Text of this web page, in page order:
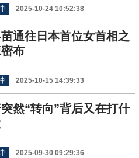
2025-10-24 10:52:38
通往日本首位女首相之
布
2025-10-15 14:39:33
然“转向”背后又在打什
2025-09-30 09:29:36